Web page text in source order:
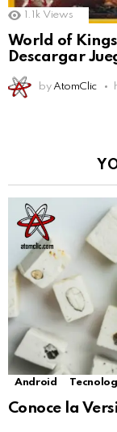
1.1k Views
World of
Descargar
by AtomClic
Android
Conoce la